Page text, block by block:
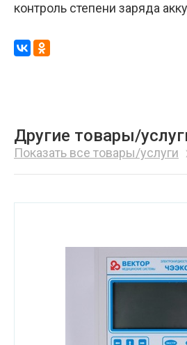
контроль степени заряда
Другие товары/
Показать все товары/услуги